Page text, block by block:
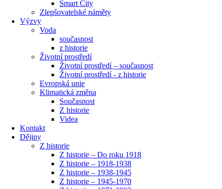
Smart City
Zlepšovatelské náměty
Výzvy
Voda
současnost
z historie
Životní prostředí
Životní prostředí – současnost
Životní prostředí ​- z historie
Evropská unie
Klimatická změna
Současnost
Z historie
Videa
Kontakt
Dějiny
Z historie
Z historie – Do roku 1918
Z historie – 1918-1938
Z historie – 1938-1945
Z historie – 1945-1970